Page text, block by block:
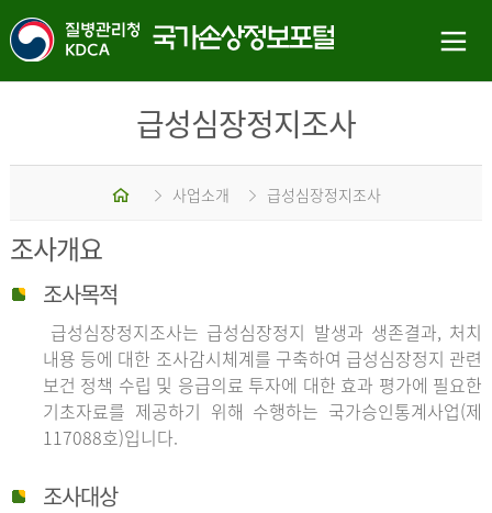
급성심장정지조사
홈 사업소개 급성심장정지조사
조사개요
조사목적
급성심장정지조사는 급성심장정지 발생과 생존결과, 처치
내용 등에 대한 조사감시체계를 구축하여 급성심장정지 관련
보건 정책 수립 및 응급의료 투자에 대한 효과 평가에 필요한
기초자료를 제공하기 위해 수행하는 국가승인통계사업(제
117088호)입니다.
조사대상